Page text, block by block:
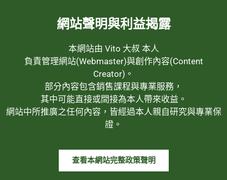
網站聲明與利益揭露
本網站由 Vito 大叔 本人
負責管理網站(Webmaster)與創作內容(Content
Creator)。
部分內容包含銷售課程與專業服務，
其中可能直接或間接為本人帶來收益。
網站中所推廣之任何內容，皆經過本人親自研究與專業保
證。
查看本網站完整政策聲明